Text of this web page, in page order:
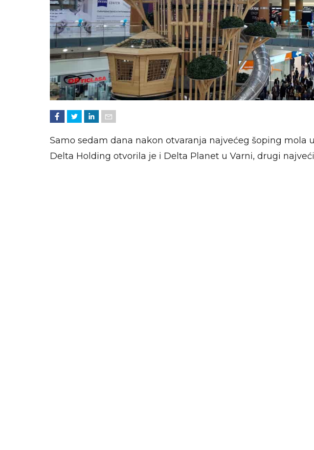
Samo sedam dana nakon otvaranja najvećeg šoping mola
Delta Holding otvorila je i Delta Planet u Varni, drugi